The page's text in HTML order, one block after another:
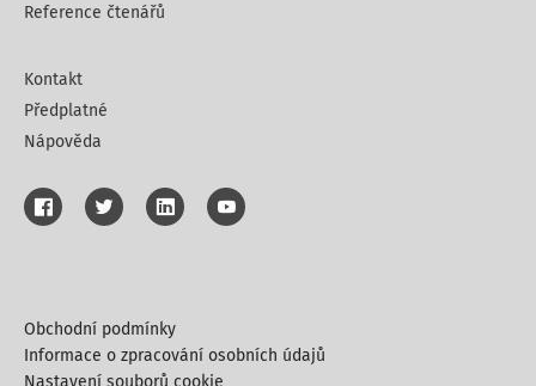
Reference čtenářů
Kontakt
Předplatné
Nápověda
Obchodní podmínky
Informace o zpracování osobních údajů
Nastavení souborů cookie